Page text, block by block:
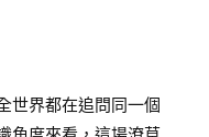
世界都在追問同一個